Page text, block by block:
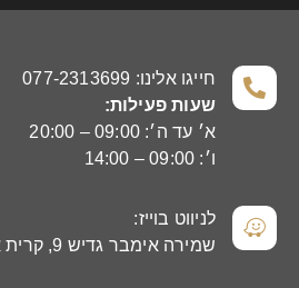
חייגו אלינו: 077-2313699
שעות פעילות:
א׳ עד ה׳: 09:00 – 20:00
ו׳: 09:00 – 14:00
לניווט בוייז:
שמירה אימבר גדיש 9, קרית אונו